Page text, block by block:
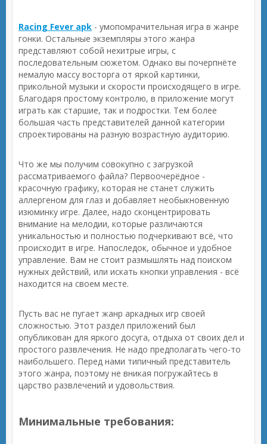
Racing Fever apk - умопомрачительная игра в жанре
гонки. Остальные экземпляры этого жанра
представляют собой нехитрые игры, с
последовательным сюжетом. Однако вы почерпнёте
немалую массу восторга от яркой картинки,
прикольной музыки и скорости происходящего в игре.
Благодаря простому контролю, в приложение могут
играть как старшие, так и подростки. Тем более
большая часть представителей данной категории
спроектированы на разную возрастную аудиторию.
Что же мы получим совокупно с загрузкой
рассматриваемого файла? Первоочерёдное -
красочную графику, которая не станет служить
аллергеном для глаз и добавляет необыкновенную
изюминку игре. Далее, надо сконцентрировать
внимание на мелодии, которые различаются
уникальностью и полностью подчеркивают всё, что
происходит в игре. Напоследок, обычное и удобное
управление. Вам не стоит размышлять над поиском
нужных действий, или искать кнопки управления - всё
находится на своем месте.
Пусть вас не пугает жанр аркадных игр своей
сложностью. Этот раздел приложений был
опубликован для яркого досуга, отдыха от своих дел и
простого развлечения. Не надо предполагать чего-то
наибольшего. Перед нами типичный представитель
этого жанра, поэтому не вникая погружайтесь в
царство развлечений и удовольствия.
Минимальные требования: